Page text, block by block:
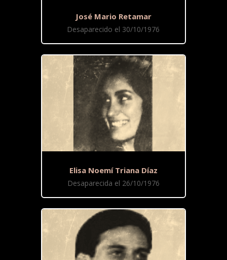
José Mario Retamar
Desaparecido el 30/10/1976
Elisa Noemí Triana Díaz
Desaparecida el 26/10/1976